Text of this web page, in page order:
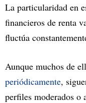
La particularidad en
financieros de renta
fluctúa
Aunque muchos de
periódicamente,
perfiles moderados o